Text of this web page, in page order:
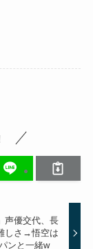
声優交代、長
しさ→悟空は
ンと一緒w